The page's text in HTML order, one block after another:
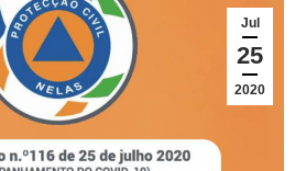
Jul
25
2020